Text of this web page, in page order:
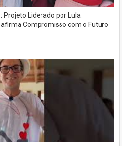
Projeto Liderado por Lula,
Compromisso com o Futuro